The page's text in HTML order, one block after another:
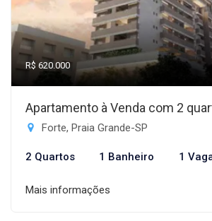
R$ 620.000
Apartamento à Venda com 2
Forte, Praia Grande-SP
2 Quartos 1 Banheiro 1
Mais informações